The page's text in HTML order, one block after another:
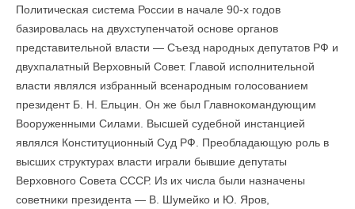
Политическая система России в начале 90-х годов
базировалась на двухступенчатой основе органов
представительной власти — Съезд народных депутатов РФ и
двухпалатный Верховный Совет. Главой исполнительной
власти являлся избранный всенародным голосованием
президент Б. Н. Ельцин. Он же был Главнокомандующим
Вооруженными Силами. Высшей судебной инстанцией
являлся Конституционный Суд РФ. Преобладающую роль в
высших структурах власти играли бывшие депутаты
Верховного Совета СССР. Из их числа были назначены
советники президента — В. Шумейко и Ю. Яров,